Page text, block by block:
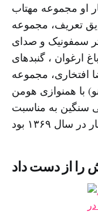
او مجموعه مهتاب
تعریف، مجموعه
سمفونیک و صدای
ارغوان ، گنبدهای
افتخاری، مجموعه
با همنوازی هومن
سنگین به مناسبت
را از دست داد